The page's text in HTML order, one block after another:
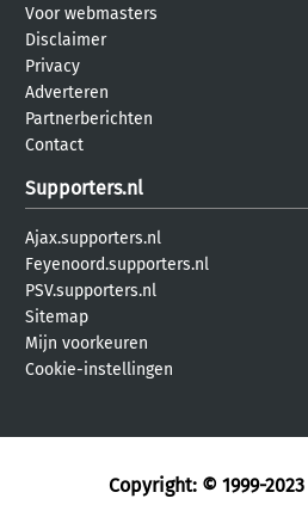
Voor webmasters
Disclaimer
Privacy
Adverteren
Partnerberichten
Contact
Supporters.nl
Ajax.supporters.nl
Feyenoord.supporters.nl
PSV.supporters.nl
Sitemap
Mijn voorkeuren
Cookie-instellingen
Copyright: © 1999-2023